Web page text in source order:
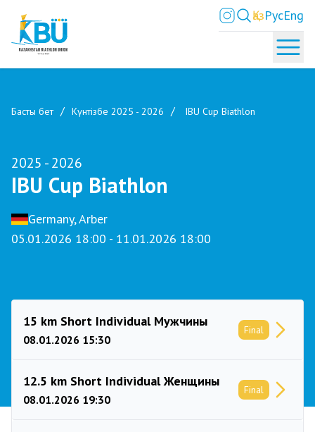
ҚазРусEng
Басты бет Күнтізбе 2025 - 2026 IBU Cup Biathlon
2025 - 2026
IBU Cup Biathlon
Germany, Arber
05.01.2026 18:00 - 11.01.2026 18:00
15 km Short Individual Мужчины
08.01.2026 15:30
Final
12.5 km Short Individual Женщины
08.01.2026 19:30
Final